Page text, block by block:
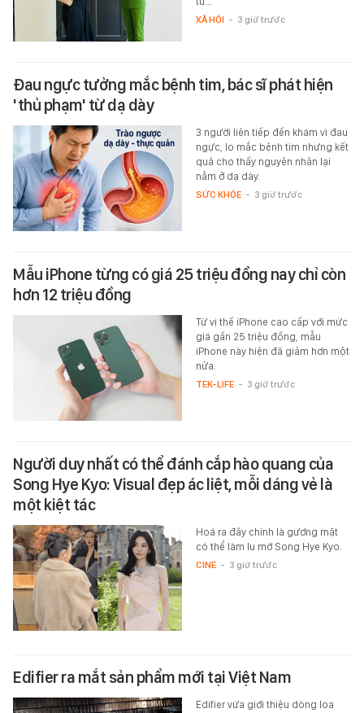
XÃ HỘI - 3 giờ trước
Đau ngực tưởng mắc bệnh tim, bác sĩ phát hiện
'thủ phạm' từ dạ dày
3 người liên tiếp đến khám vì đau
ngực, lo mắc bệnh tim nhưng kết
quả cho thấy nguyên nhân lại
nằm ở dạ dày.
SỨC KHỎE - 3 giờ trước
Mẫu iPhone từng có giá 25 triệu đồng nay chỉ còn
hơn 12 triệu đồng
Từ vị thế iPhone cao cấp với mức
giá gần 25 triệu đồng, mẫu
iPhone này hiện đã giảm hơn một
nửa.
TEK-LIFE - 3 giờ trước
Người duy nhất có thể đánh cắp hào quang của
Song Hye Kyo: Visual đẹp ác liệt, mỗi dáng vẻ là
một kiệt tác
Hoá ra đây chính là gương mặt
có thể làm lu mờ Song Hye Kyo.
CINE - 3 giờ trước
Edifier ra mắt sản phẩm mới tại Việt Nam
Edifier vừa giới thiệu dòng loa